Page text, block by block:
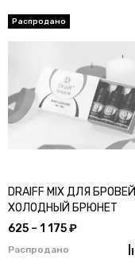
DRAIFF MIX ДЛЯ БРОВЕЙ
ХОЛОДНЫЙ БРЮНЕТ
625 – 1 175 ₽
Распродано